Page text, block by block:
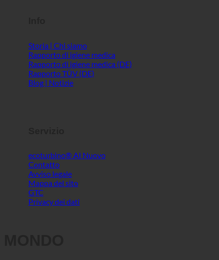
Storia | Chi siamo
Rapporto di igiene medica
Rapporto di igiene medica (DE)
Rapporto TÜV (DE)
Blog | Notizie
ecoturbino® AI
Contatto
Avviso legale
Mappa del sito
GTC
Privacy dei dati